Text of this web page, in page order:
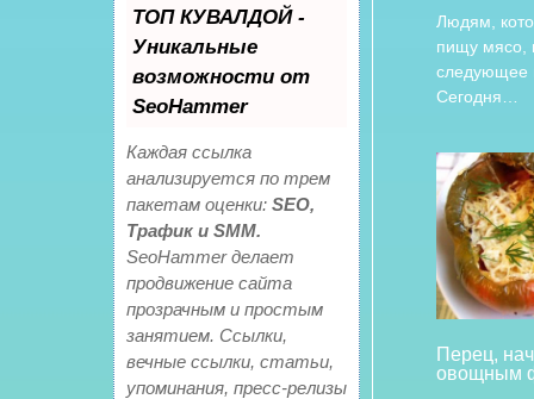
ТОП КУВАЛДОЙ -
Уникальные
возможности от
SeoHammer
Каждая ссылка
анализируется по трем
пакетам оценки: SEO,
Трафик и SMM.
SeoHammer делает
продвижение сайта
прозрачным и простым
занятием. Ссылки,
вечные ссылки, статьи,
упоминания, пресс-релизы
Людям,
пищу мясо,
следующее
Сегодня…
Перец,
овощным